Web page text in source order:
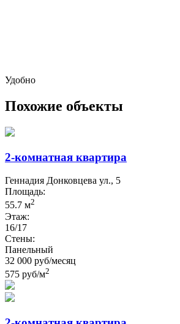
Удобно
Похожие объекты
2-комнатная квартира
Геннадия Донковцева ул., 5
Площадь:
55.7 м2
Этаж:
16/17
Стены:
Панельный
32 000 руб/месяц
575 руб/м2